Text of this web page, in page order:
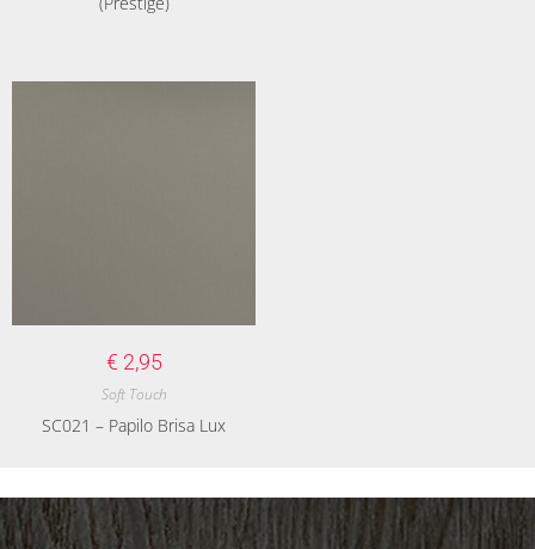
€ 2,95
Soft Touch
SC021 – Papilo Brisa Lux